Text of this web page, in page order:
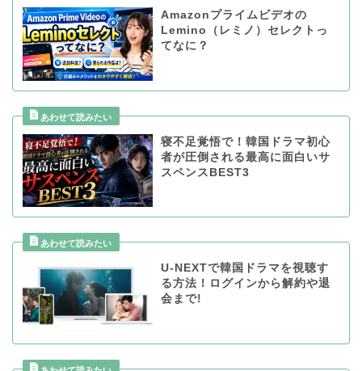
Amazonプライムビデオの
Lemino（レミノ）セレクトっ
てなに？
寝不足覚悟で！韓国ドラマ初心
者が圧倒される最高に面白いサ
スペンスBEST3
U-NEXTで韓国ドラマを視聴す
る方法！ログインから解約や退
会まで!